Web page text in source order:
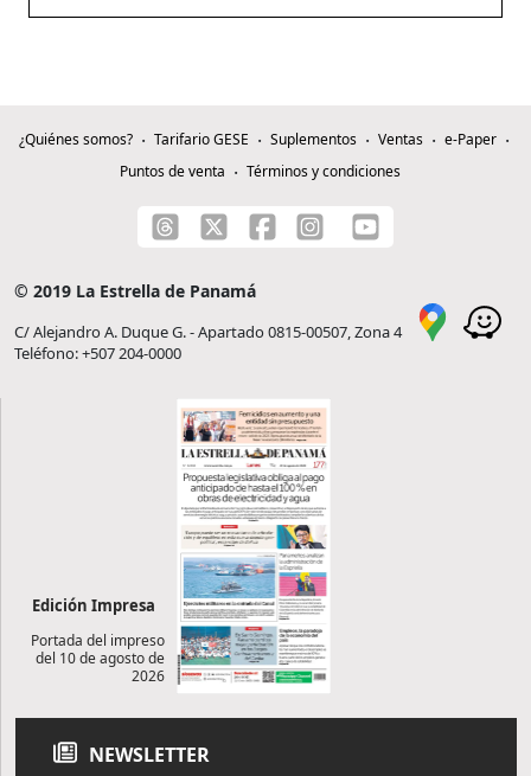
¿Quiénes somos? Tarifario GESE Suplementos Ventas
e-Paper
Puntos de venta
Términos y condiciones
© 2019 La Estrella de Panamá
C/ Alejandro A. Duque G. - Apartado 0815-00507, Zona 4
Teléfono: +507 204-0000
Edición Impresa
Portada del impreso
del 10 de agosto de
2026
NEWSLETTER